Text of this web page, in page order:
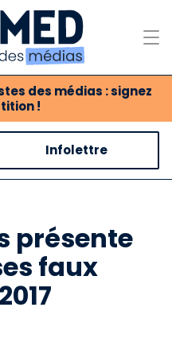
des médias : signez
!
médias
Infolettre
présente
faux